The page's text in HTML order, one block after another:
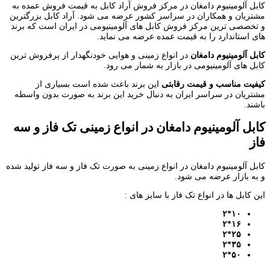
کابل آلومینیوم دامغان در مرکز فروش آراد کابل به قیمت فروش عمده به
مشتریان و همکاران در سراسر کشور عرضه می شود. آراد کابل بزرگترین
و تخصصی ترین مرکز فروش کابل های آلومینیومی در ایران است که برند
های استاندارد را به قیمت عمده عرضه می نماید.
کابل آلومینیوم دامغان در انواع زمینی و هوایی خودنگهدار از پرفروش ترین
کابل های آلومینیومی در بازار به شمار می رود.
کیفیت مناسب و قیمت رقابتی
این برند باعث شده است بسیاری از
مشتریان در سراسر ایران به دنبال خرید این برند به صورت بدون واسطه
باشند.
کابل آلومینیوم دامغان در انواع زمینی تک فاز و سه
فاز
کابل آلومینیوم دامغان در انواع زمینی به صورت تک فاز و سه فاز تولید شده
و به بازار عرضه می شود.
این کابل ها در انواع تک فاز با سایز های :
۱۰*۲
۱۶*۲
۲۵*۲
۳۵*۲
۵۰*۲